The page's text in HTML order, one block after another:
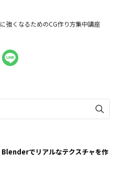
強くなるためのCG作り方集中講座
Blenderでリアルなテクスチャを作